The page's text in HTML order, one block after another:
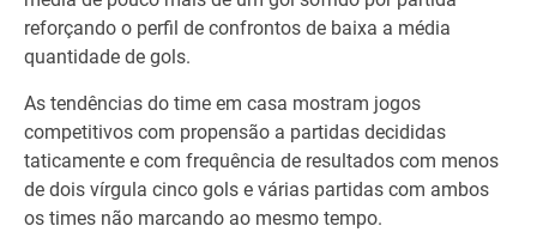
reforçando o perfil de confrontos de baixa a média
quantidade de gols.
As tendências do time em casa mostram jogos
competitivos com propensão a partidas decididas
taticamente e com frequência de resultados com menos
de dois vírgula cinco gols e várias partidas com ambos
os times não marcando ao mesmo tempo.